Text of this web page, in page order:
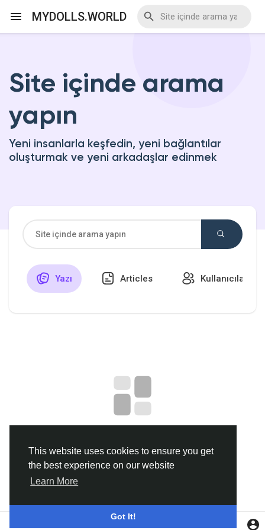
This website uses cookies to ensure you get
the best experience on our website
Learn More
Got It!
MYDOLLS.WORLD
Discover Events
My Events
Discover Gruplar
Popular Posts
Discover Posts
Site içinde arama
yapın
Yeni insanlarla keşfedin, yeni bağlantılar
oluşturmak ve yeni arkadaşlar edinmek
Yazı Articles Kullanıcılar